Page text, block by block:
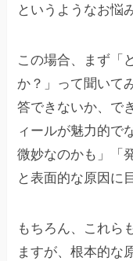
というようなお悩
この場合、まず「
か？」って聞いて
答できないか、で
ィールが魅力的で
微妙なのかも」「
と表面的な原因に
もちろん、これら
ますが、根本的な